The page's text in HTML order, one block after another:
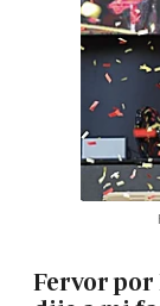
Fervor por